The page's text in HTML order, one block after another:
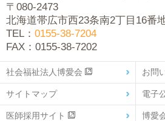
〒080-2473
北海道帯広市西23条南2丁目16番
TEL： 0155-38-7204
FAX：0155-38-7202
社会福祉法人博愛会 お問
サイトマップ 電子
医師採用サイト 博愛